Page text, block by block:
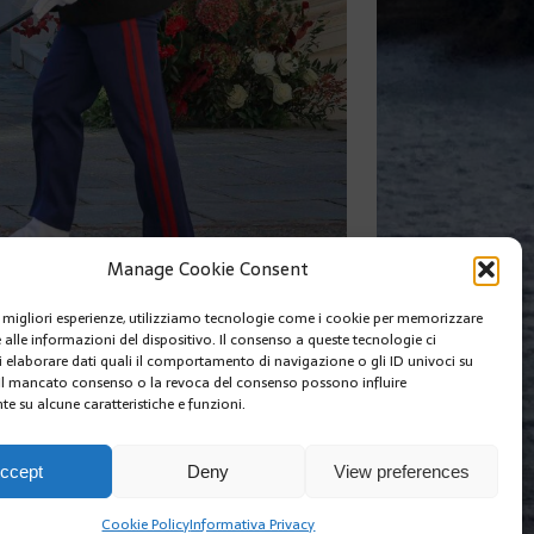
Manage Cookie Consent
migliori esperienze, utilizziamo tecnologie come i cookie per memorizzare
alle informazioni del dispositivo. Il consenso a queste tecnologie ci
elaborare dati quali il comportamento di navigazione o gli ID univoci su
mancato consenso o la revoca del consenso possono influire
su alcune caratteristiche e funzioni.
Deny View preferences
Cookie PolicyInformativa Privacy
SUIVANT
SIAMO COOKIE POLICY (EU)